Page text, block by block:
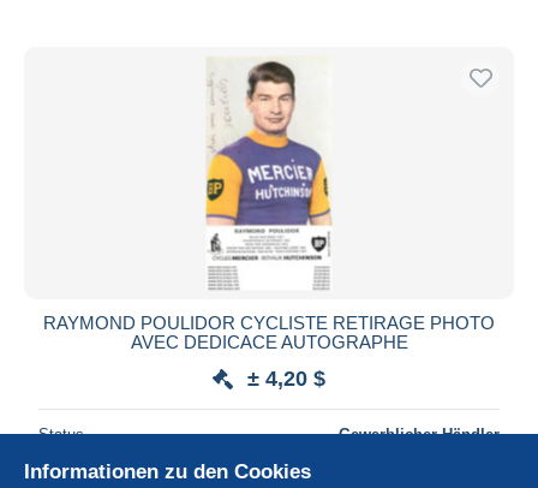
RAYMOND POULIDOR CYCLISTE RETIRAGE PHOTO
AVEC DEDICACE AUTOGRAPHE
± 4,20 $
Status Gewerblicher Händler
Informationen zu den Cookies